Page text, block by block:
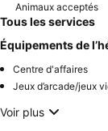
Animaux acceptés
Tous les services
Équipements de
Centre d'affaires
Jeux d’arcade/jeux
Voir plus